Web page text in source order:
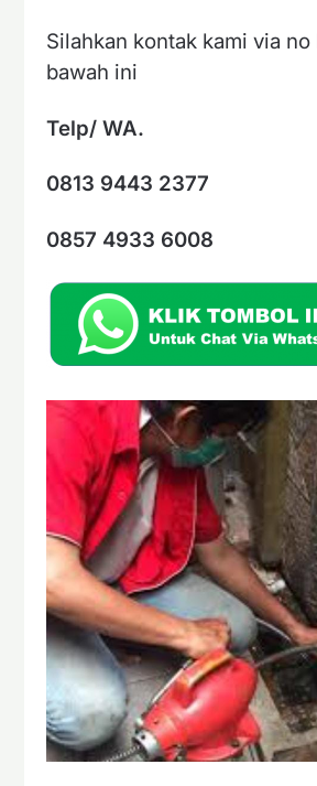
Silahkan kontak kami via
bawah ini
Telp/ WA.
0813 9443 2377
0857 4933 6008